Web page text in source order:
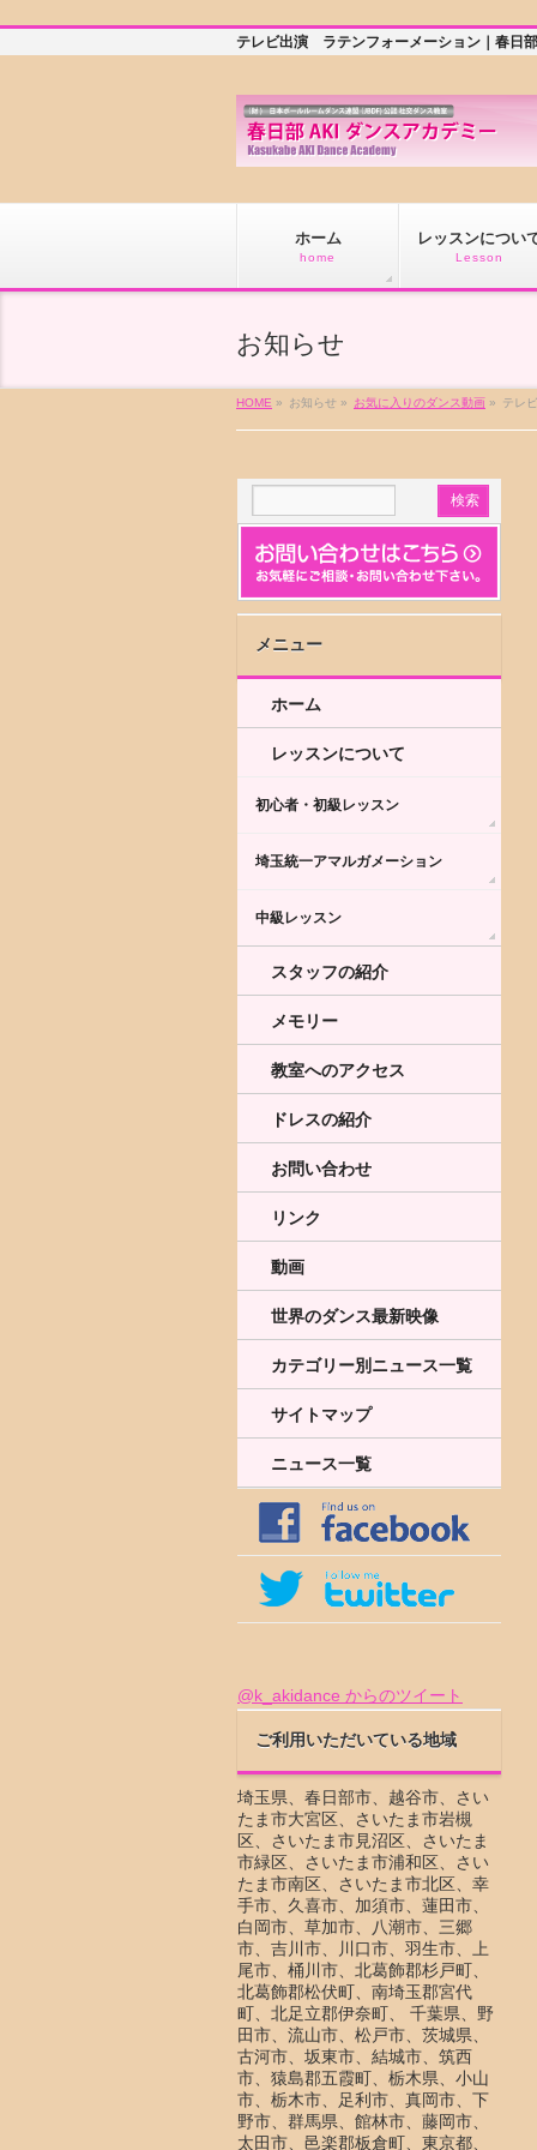
テレビ出演 ラテンフォーメーション｜春日
ホーム
home
レッスンについ
Lesson
お知らせ
HOME » お知らせ » お気に入りのダンス動画 » テレ
メニュー
ホーム
レッスンについて
初心者・初級レッスン
埼玉統一アマルガメーション
中級レッスン
スタッフの紹介
メモリー
教室へのアクセス
ドレスの紹介
お問い合わせ
リンク
動画
世界のダンス最新映像
カテゴリー別ニュース一覧
サイトマップ
ニュース一覧
@k_akidance からのツイート
ご利用いただいている地域
埼玉県、春日部市、越谷市、さい
たま市大宮区、さいたま市岩槻
区、さいたま市見沼区、さいたま
市緑区、さいたま市浦和区、さい
たま市南区、さいたま市北区、幸
手市、久喜市、加須市、蓮田市、
白岡市、草加市、八潮市、三郷
市、吉川市、川口市、羽生市、上
尾市、桶川市、北葛飾郡杉戸町、
北葛飾郡松伏町、南埼玉郡宮代
町、北足立郡伊奈町、 千葉県、野
田市、流山市、松戸市、茨城県、
古河市、坂東市、結城市、筑西
市、猿島郡五霞町、栃木県、小山
市、栃木市、足利市、真岡市、下
野市、群馬県、館林市、藤岡市、
太田市、邑楽郡板倉町、東京都、